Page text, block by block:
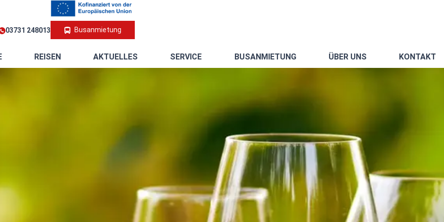
03731 248013 Busanmietung
REISEN AKTUELLES SERVICE BUSANMIETUNG ÜBER UNS KONTAKT